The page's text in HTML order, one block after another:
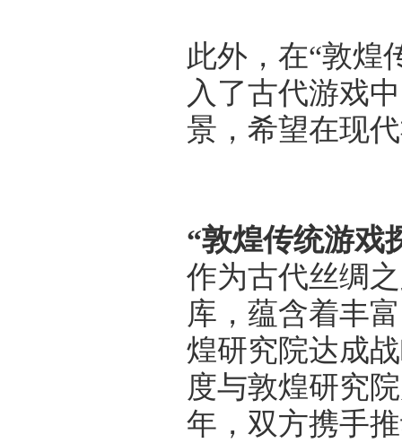
此外，在“敦煌
入了古代游戏
景，希望在现
“敦煌传统游戏
作为古代丝绸
库，蕴含着丰
煌研究院达成
度与敦煌研究
年，双方携手